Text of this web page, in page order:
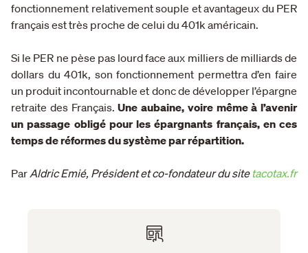
fonctionnement relativement souple et avantageux du PER
français est très proche de celui du 401k américain.
Si le PER ne pèse pas lourd face aux milliers de milliards de
dollars du 401k, son fonctionnement permettra d’en faire
un produit incontournable et donc de développer l’épargne
retraite des Français.Une aubaine, voire même à l’avenir
un passage obligé pour les épargnants français, en ces
temps de réformes du système par répartition.
Par Aldric Emié, Président et co-fondateur du site tacotax.fr